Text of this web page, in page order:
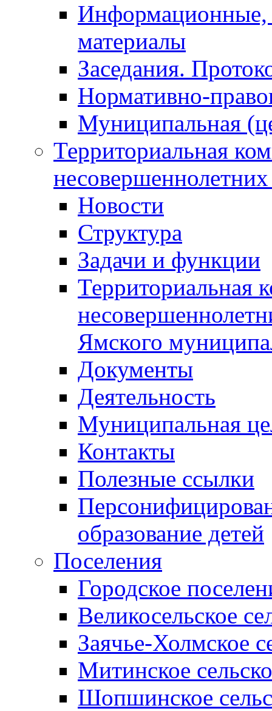
Информационные,
материалы
Заседания.
Нормативно-
Муниципальная
Территориальная
Новости
Структура
Задачи и функции
Территориальная
Ямского
Документы
Деятельность
Муниципальная
Контакты
Полезные ссылки
образование детей
Поселения
Городское
Великосельское
Заячье-Холмское
Митинское
Шопшинское